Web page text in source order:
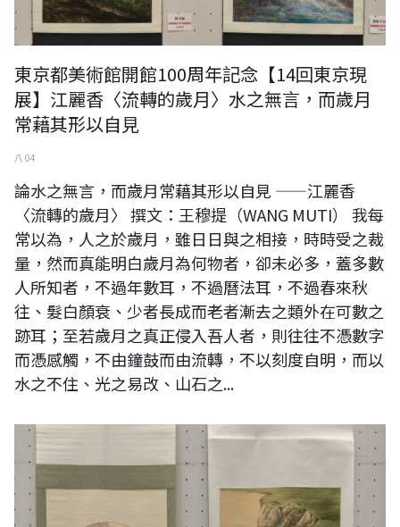
東京都美術館開館100周年記念【14回東京現
展】江麗香〈流轉的歲月〉水之無言，而歲月
常藉其形以自見
八 04
論水之無言，而歲月常藉其形以自見 ——江麗香
〈流轉的歲月〉 撰文：王穆提（WANG MUTI） 我每
常以為，人之於歲月，雖日日與之相接，時時受之裁
量，然而真能明白歲月為何物者，卻未必多，蓋多數
人所知者，不過年數耳，不過曆法耳，不過春來秋
往、髮白顏衰、少者長成而老者漸去之類外在可數之
跡耳；至若歲月之真正侵入吾人者，則往往不憑數字
而憑感觸，不由鐘鼓而由流轉，不以刻度自明，而以
水之不住、光之易改、山石之...